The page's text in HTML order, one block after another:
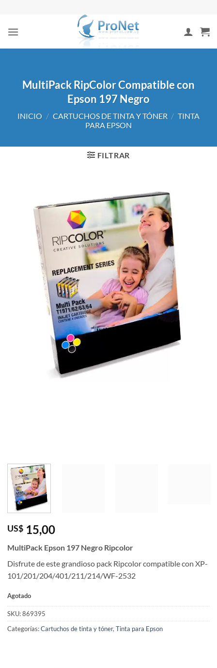
contenido
MultiPack RipColor Compatible con
Epson 197 Negro
INICIO / CARTUCHOS DE TINTA Y TÓNER / TINTA
PARA EPSON
FILTRAR
US$ 15,00
MultiPack Epson 197 Negro Ripcolor
Disfrute de este grandioso pack Ripcolor compatible con XP-
101/201/204/401/211/214/WF-2532
Agotado
SKU:869395
Categorías:Cartuchos de tinta y tóner, Tinta para Epson